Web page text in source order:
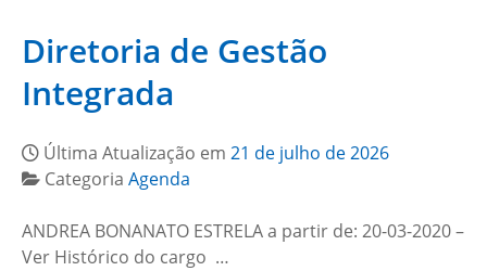
Diretoria de Gestão
Integrada
Última Atualização em 21 de julho de 2026
Categoria Agenda
ANDREA BONANATO ESTRELA a partir de: 20-03-2020 –
Ver Histórico do cargo …